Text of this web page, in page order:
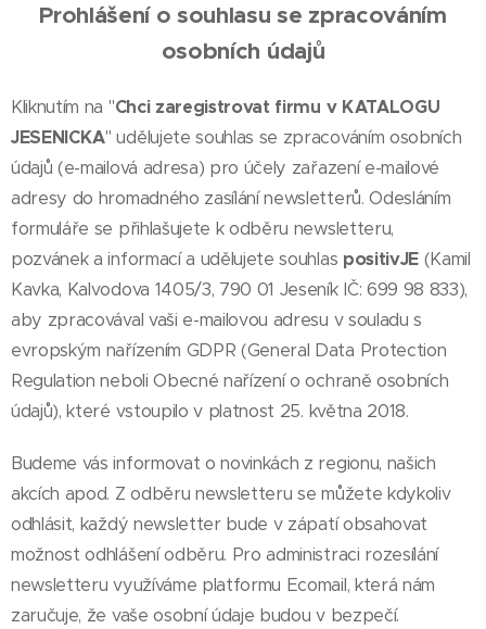
Prohlášení o souhlasu se zpracováním
osobních údajů
Kliknutím na "Chci zaregistrovat firmu v KATALOGU
JESENICKA" udělujete souhlas se zpracováním osobních
údajů (e-mailová adresa) pro účely zařazení e-mailové
adresy do hromadného zasílání newsletterů. Odesláním
formuláře se přihlašujete k odběru newsletteru,
pozvánek a informací a udělujete souhlas positivJE (Kamil
Kavka, Kalvodova 1405/3, 790 01 Jeseník IČ: 699 98 833),
aby zpracovával vaši e-mailovou adresu v souladu s
evropským nařízením GDPR (General Data Protection
Regulation neboli Obecné nařízení o ochraně osobních
údajů), které vstoupilo v platnost 25. května 2018.
Budeme vás informovat o novinkách z regionu, našich
akcích apod. Z odběru newsletteru se můžete kdykoliv
odhlásit, každý newsletter bude v zápatí obsahovat
možnost odhlášení odběru. Pro administraci rozesílání
newsletteru využíváme platformu Ecomail, která nám
zaručuje, že vaše osobní údaje budou v bezpečí.